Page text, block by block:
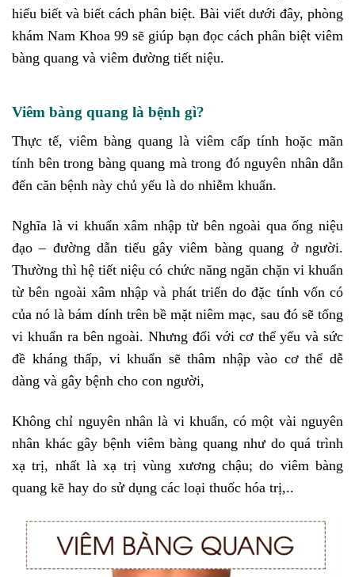
hiểu biết và biết cách phân biệt. Bài viết dưới đây, phòng
khám Nam Khoa 99 sẽ giúp bạn đọc cách phân biệt viêm
bàng quang và viêm đường tiết niệu.
Viêm bàng quang là bệnh gì?
Thực tế, viêm bàng quang là viêm cấp tính hoặc mãn
tính bên trong bàng quang mà trong đó nguyên nhân dẫn
đến căn bệnh này chủ yếu là do nhiễm khuẩn.
Nghĩa là vi khuẩn xâm nhập từ bên ngoài qua ống niệu
đạo – đường dẫn tiểu gây viêm bàng quang ở người.
Thường thì hệ tiết niệu có chức năng ngăn chặn vi khuẩn
từ bên ngoài xâm nhập và phát triển do đặc tính vốn có
của nó là bám dính trên bề mặt niêm mạc, sau đó sẽ tống
vi khuẩn ra bên ngoài. Nhưng đối với cơ thể yếu và sức
đề kháng thấp, vi khuẩn sẽ thâm nhập vào cơ thể dễ
dàng và gây bệnh cho con người,
Không chỉ nguyên nhân là vi khuẩn, có một vài nguyên
nhân khác gây bệnh viêm bàng quang như do quá trình
xạ trị, nhất là xạ trị vùng xương chậu; do viêm bàng
quang kẽ hay do sử dụng các loại thuốc hóa trị,..